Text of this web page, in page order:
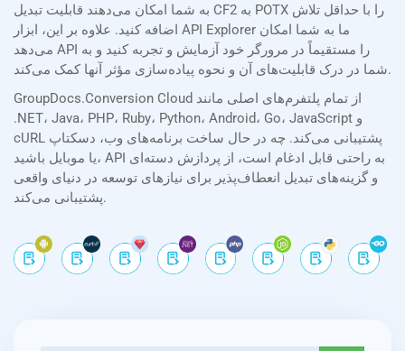
به شما امکان می‌دهند قابلیت تبدیل CF2 به POTX را با حداقل تلاش
اضافه کنید. علاوه بر این، ابزار API Explorer ما به شما امکان
می‌دهد API را مستقیماً در مرورگر خود آزمایش و تجربه کنید و به
شما در درک قابلیت‌های آن و نحوه پیاده‌سازی مؤثر آنها کمک می‌کند.
GroupDocs.Conversion Cloud از تمام پلتفرم‌های اصلی مانند
.NET، Java، PHP، Ruby، Python، Android، Go، JavaScript و
cURL پشتیبانی می‌کند. چه در حال ساخت برنامه‌های وب، دسکتاپ
یا موبایل باشید، API به راحتی قابل ادغام است، از پردازش دسته‌ای
و گزینه‌های تبدیل انعطاف‌پذیر برای نیازهای توسعه در دنیای واقعی
پشتیبانی می‌کند.